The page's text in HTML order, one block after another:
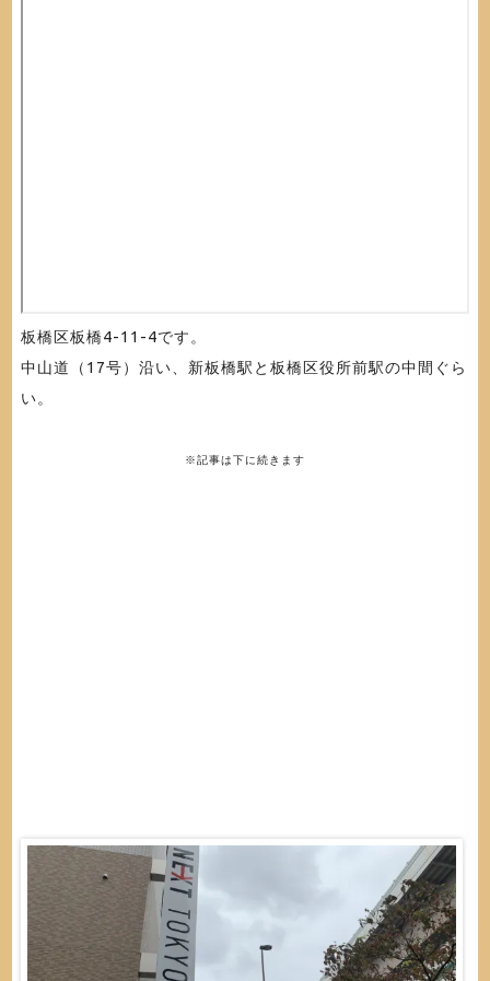
板橋区板橋4-11-4です。
中山道（17号）沿い、新板橋駅と板橋区役所前駅の中間ぐら
い。
※記事は下に続きます